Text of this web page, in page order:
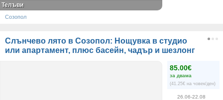
Телъви
Созопол
Слънчево лято в Созопол: Нощувка в студио
или апартамент, плюс басейн, чадър и шезлонг
85.00€
за двама
(41.25€ на човек/ден)
26.06-22.08